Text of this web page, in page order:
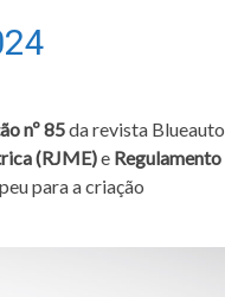
nº 85da revista Blueauto
(RJME)e Regulamento
para a criação